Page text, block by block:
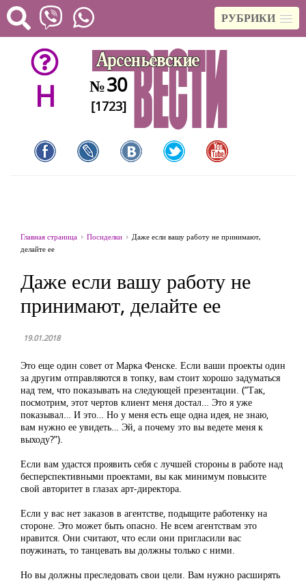
РУБРИКИ
H №30
[1723]
Главная страница Посиделки
Даже если вашу работу не принимают,
делайте ее
Даже если вашу работу не
принимают, делайте ее
19.01.2018
Это еще один совет от Марка Фенске. Если ваши проекты один
за другим отправляются в топку, вам стоит хорошо задуматься
над тем, что показывать на следующей презентации. (”Так,
посмотрим, этот чертов клиент меня достал… Это я уже
показывал… И это… Но у меня есть еще одна идея, не знаю,
вам нужно ее увидеть… Эй, а почему это вы ведете меня к
выходу?”).
Если вам удастся проявить себя с лучшей стороны в работе над
бесперспективными проектами, вы как минимум повысите
свой авторитет в глазах арт-директора.
Если у вас нет заказов в агентстве, подыщите работенку на
стороне. Это может быть опасно. Не всем агентствам это
нравится. Они считают, что если они пригласили вас
поужинать, то танцевать вы должны только с ними.
Но вы должны преследовать свои цели. Вам нужно расширять